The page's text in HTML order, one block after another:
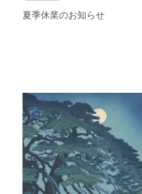
夏季休業のお知らせ